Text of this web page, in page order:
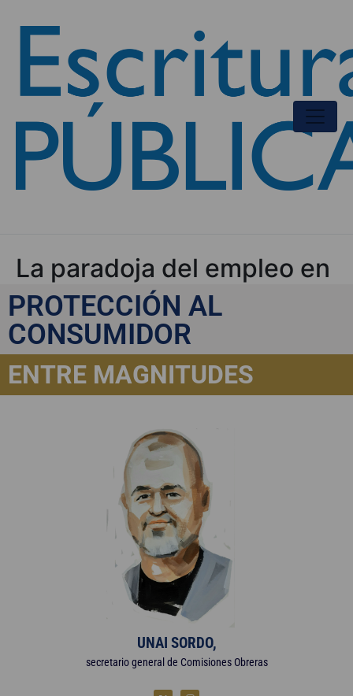
La paradoja del empleo en
España, por Unai Sordo
PROTECCIÓN AL
CONSUMIDOR
ENTRE MAGNITUDES
UNAI SORDO,
secretario general de Comisiones Obreras